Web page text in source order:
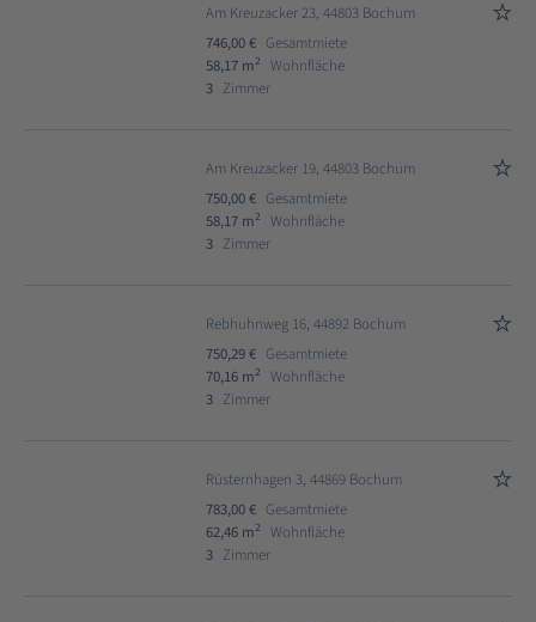
Am Kreuzacker 23, 44803 Bochum
746,00 € Gesamtmiete
58,17 m2
Wohnfläche
3 Zimmer
Am Kreuzacker 19, 44803 Bochum
750,00 € Gesamtmiete
58,17 m2
Wohnfläche
3 Zimmer
Rebhuhnweg 16, 44892 Bochum
750,29 € Gesamtmiete
70,16 m2
Wohnfläche
3 Zimmer
Rüsternhagen 3, 44869 Bochum
783,00 € Gesamtmiete
62,46 m2
Wohnfläche
3 Zimmer